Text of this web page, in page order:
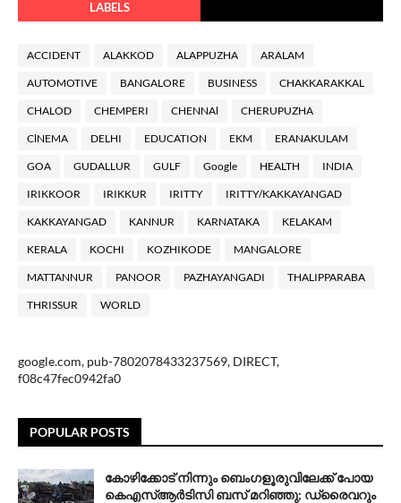
LABELS
ACCIDENT ALAKKOD ALAPPUZHA ARALAM
AUTOMOTIVE BANGALORE BUSINESS CHAKKARAKKAL
CHALOD CHEMPERI CHENNAl CHERUPUZHA
ClNEMA DELHI EDUCATION EKM ERANAKULAM
GOA GUDALLUR GULF Google HEALTH INDIA
IRIKKOOR IRIKKUR IRITTY IRITTY/KAKKAYANGAD
KAKKAYANGAD KANNUR KARNATAKA KELAKAM
KERALA KOCHI KOZHIKODE MANGALORE
MATTANNUR PANOOR PAZHAYANGADI THALIPPARABA
THRISSUR WORLD
google.com, pub-7802078433237569, DIRECT,
f08c47fec0942fa0
POPULAR POSTS
കോഴിക്കോട് നിന്നും ബെംഗളൂരുവിലേക്ക് പോയ
കെഎസ്ആര്‍ടിസി ബസ് മറിഞ്ഞു; ഡ്രൈവറും